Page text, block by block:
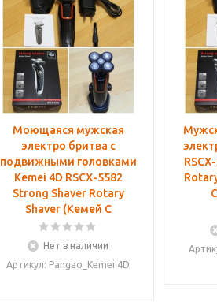
Моющаяся мужская
электро бритва с
подвижными головками
Kemei 4D RSCX-5582
Strong Shaver Rotary
Shaver (Кемей С
Нет в наличии
Артикул: Pangao_Kemei 4D